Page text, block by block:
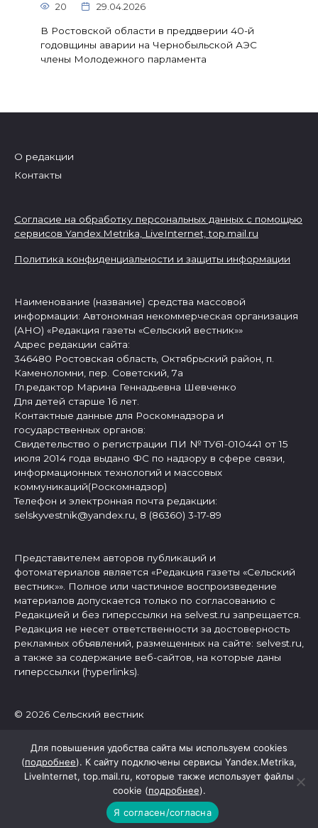
20 29.04.2026
В Ростовской области в преддверии 40-й
годовщины аварии на Чернобыльской АЭС
члены Молодежного парламента
О редакции
Контакты
Согласие на обработку персональных данных с помощью
сервисов Yandex.Metrika, LiveInternet,top.mail.ru
Политика конфиденциальности и защиты информации
Наименование (название) средства массовой
информации: Автономная некоммерческая организация
(АНО) «Редакция газеты «Сельский вестник»»
Адрес редакции сайта:
346480 Ростовская область, Октябрьский район, п.
Каменоломни, пер. Советский, 7а
Гл.редактор Марина Геннадьевна Шевченко
Для детей старше 16 лет.
Контактные данные для Роскомнадзора и
государственных органов:
Свидетельство о регистрации ПИ № ТУ61-010441 от 15
июля 2014 года выдано ФС по надзору в сфере связи,
информационных технологий и массовых
коммуникаций(Роскомнадзор)
Телефон и электронная почта редакции:
selskyvestnik@yandex.ru, 8 (86360) 3-17-89
Представителем авторов публикаций и
фотоматериалов является «Редакция газеты «Сельский
вестник»». Полное или частичное воспроизведение
материалов допускается только по согласованию с
Редакцией и без гиперссылки на selvest.ru запрещается.
Редакция не несет ответственности за достоверность
рекламных объявлений, размещенных на сайте: selvest.ru,
а также за содержание веб-сайтов, на которые даны
гиперссылки (hyperlinks).
© 2026 Сельский вестник
Для повышения удобства сайта мы используем cookies
(подробнее). К сайту подключены сервисы Yandex.Metrika,
LiveInternet, top.mail.ru, которые также использует файлы
cookie (подробнее).
Я согласен/согласна